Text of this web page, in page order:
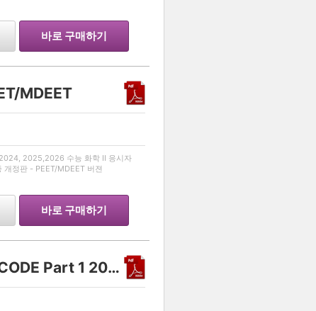
바로 구매하기
MDEET
2025,2026 수능 화학 II 응시자
정판 - PEET/MDEET 버젼
바로 구매하기
생명과학 1 유전 스킬 - DECODE Part 1 2027